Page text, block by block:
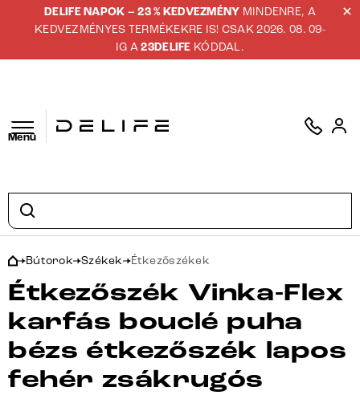
DELIFE NAPOK – 23 % KEDVEZMÉNY MINDENRE, A
KEDVEZMÉNYES TERMÉKEKRE IS! CSAK 2026. 08. 09-
IG A23DELIFE KÓDDAL.
Menü
Bútorok Székek Étkezőszékek
Étkezőszék Vinka-Flex
karfás bouclé puha
bézs étkezőszék lapos
fehér zsákrugós